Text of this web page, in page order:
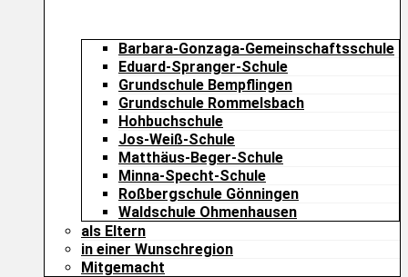
Barbara-Gonzaga-Gemeinschaftsschule
Eduard-Spranger-Schule
Grundschule Bempflingen
Grundschule Rommelsbach
Hohbuchschule
Jos-Weiß-Schule
Matthäus-Beger-Schule
Minna-Specht-Schule
Roßbergschule Gönningen
Waldschule Ohmenhausen
als Eltern
in einer Wunschregion
Mitgemacht